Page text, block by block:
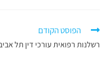
הפוסט הקודם
רשלנות רפואית עורכי דין תל